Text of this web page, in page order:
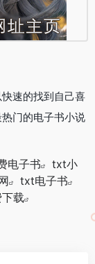
速的找到自己喜
门的电子书小说
电子书
txt小
txt电子书
载